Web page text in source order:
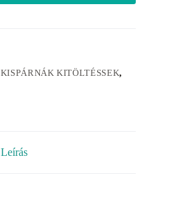
KISPÁRNÁK KITÖLTÉSSEK,
Leírás